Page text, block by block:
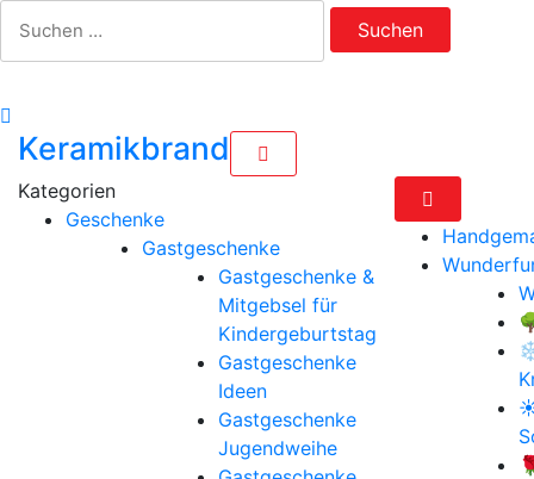
Inhalt
nach:
Keramikbrand
Geschenke
Gastgeschenke
Gastgeschenke &
Mitgebsel für
Kindergeburtstag
Gastgeschenke
Ideen
Gastgeschenke
Jugendweihe